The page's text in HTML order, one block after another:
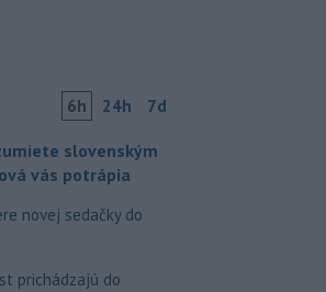
6h 24h 7d
slovenským
vás potrápia
novej sedačky do
prichádzajú do